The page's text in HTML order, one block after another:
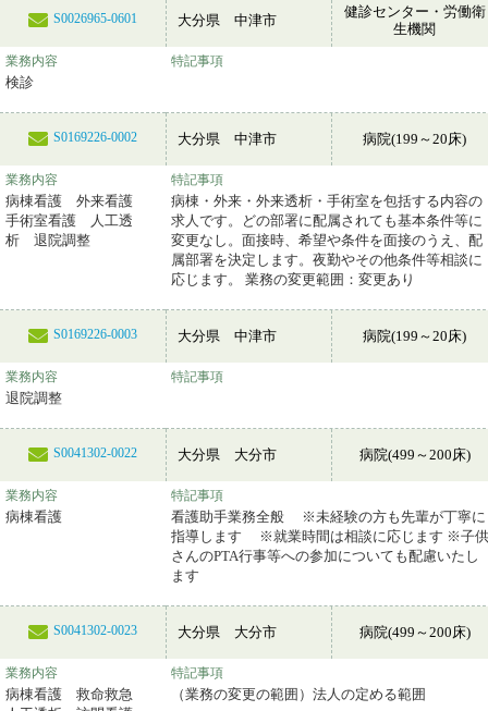
S0026965-0601 大分県 中津市
健診センター・労働衛
生機関
業務内容
検診
特記事項
S0169226-0002 大分県 中津市 病院(199～20床)
業務内容
病棟看護 外来看護
手術室看護 人工透
析 退院調整
特記事項
病棟・外来・外来透析・手術室を包括する内容の
求人です。どの部署に配属されても基本条件等に
変更なし。面接時、希望や条件を面接のうえ、配
属部署を決定します。夜勤やその他条件等相談に
応じます。 業務の変更範囲：変更あり
S0169226-0003 大分県 中津市 病院(199～20床)
業務内容
退院調整
特記事項
S0041302-0022 大分県 大分市 病院(499～200床)
業務内容
病棟看護
特記事項
看護助手業務全般 ※未経験の方も先輩が丁寧に
指導します ※就業時間は相談に応じます ※子供
さんのPTA行事等への参加についても配慮いたし
ます
S0041302-0023 大分県 大分市 病院(499～200床)
業務内容
病棟看護 救命救急
特記事項
（業務の変更の範囲）法人の定める範囲